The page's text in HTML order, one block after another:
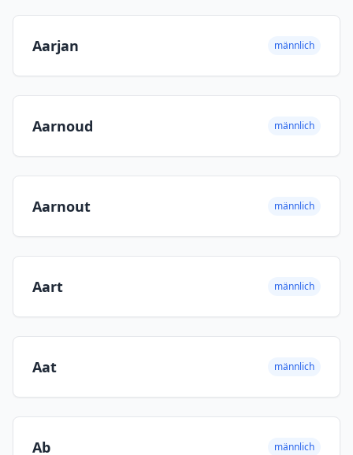
Aarjan männlich
Aarnoud männlich
Aarnout männlich
Aart männlich
Aat männlich
Ab männlich